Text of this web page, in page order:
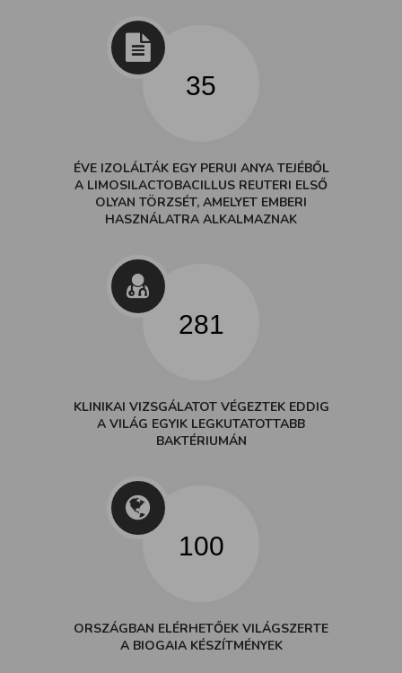
35
ÉVE IZOLÁLTÁK EGY PERUI ANYA TEJÉBŐL
A LIMOSILACTOBACILLUS REUTERI ELSŐ
OLYAN TÖRZSÉT, AMELYET EMBERI
HASZNÁLATRA ALKALMAZNAK
281
KLINIKAI VIZSGÁLATOT VÉGEZTEK EDDIG
A VILÁG EGYIK LEGKUTATOTTABB
BAKTÉRIUMÁN
100
ORSZÁGBAN ELÉRHETŐEK VILÁGSZERTE
A BIOGAIA KÉSZÍTMÉNYEK